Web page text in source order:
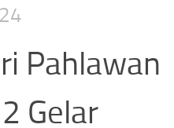
Pahlawan
Gelar